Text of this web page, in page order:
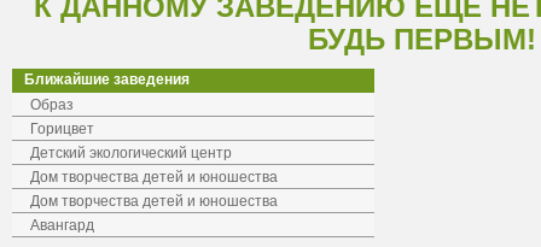
К ДАННОМУ ЗАВЕДЕНИЮ ЕЩЕ
БУДЬ ПЕРВЫМ!
Ближайшие заведения
Образ
Горицвет
Детский экологический центр
Дом творчества детей и юношества
Дом творчества детей и юношества
Авангард